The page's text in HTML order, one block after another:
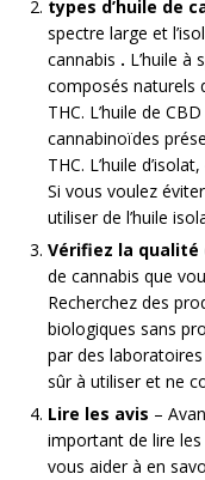
types d’huile de
spectre large et
cannabis . L’huile
composés naturels
THC. L’huile de
cannabinoïdes
THC. L’huile
Si vous voulez
utiliser de l’huile
Vérifiez la
de cannabis que
Recherchez des
biologiques sans
par des
sûr à utiliser et ne
Lire les avis –
important de lire les
vous aider à en